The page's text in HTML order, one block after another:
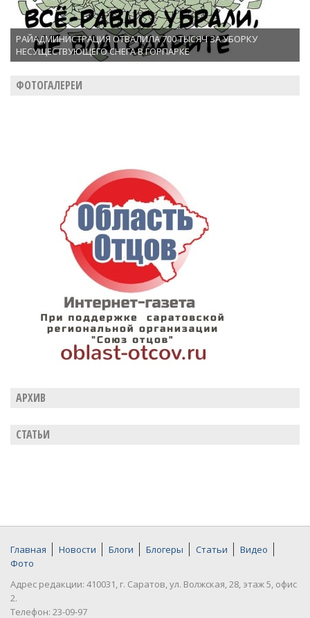
РАЙАДМИНИСТРАЦИЯ ОТВАЛИЛА 700 ТЫСЯЧ ЗА УБОРКУ
НЕСУЩЕСТВУЮЩЕГО СНЕГА В ГОРПАРКЕ
ФОТОГАЛЕРЕИ
АРХИВ
СТАТЬИ
Главная Новости Блоги Блогеры Статьи
Видео
Фото
Адрес редакции: 410031, г. Саратов, ул. Волжская, 28, этаж 5, офис
2.
Телефон: 23-09-97